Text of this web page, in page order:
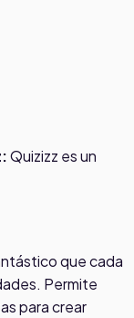
Quizizz es un
que cada
Permite
para crear